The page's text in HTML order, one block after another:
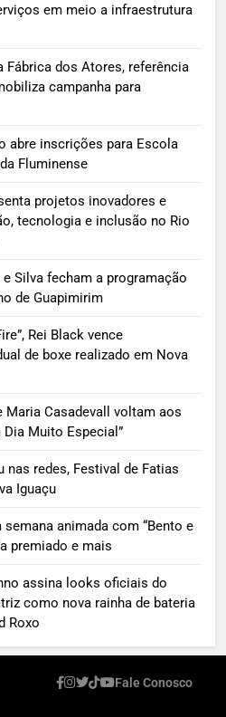
em meio a infraestrutura
Fábrica dos Atores, referência
campanha para
abre inscrições para Escola
Fluminense
projetos inovadores e
tecnologia e inclusão no Rio
Silva fecham a programação
de Guapimirim
Rei Black vence
de boxe realizado em Nova
Maria Casadevall voltam aos
Muito Especial”
nas redes, Festival de Fatias
Iguaçu
animada com “Bento e
premiado e mais
assina looks oficiais do
como nova rainha de bateria
Roxo
Fale Conosco